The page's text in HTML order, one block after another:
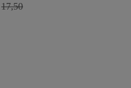
17,50